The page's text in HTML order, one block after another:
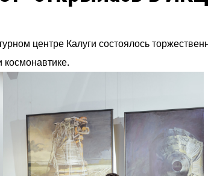
центре Калуги состоялось